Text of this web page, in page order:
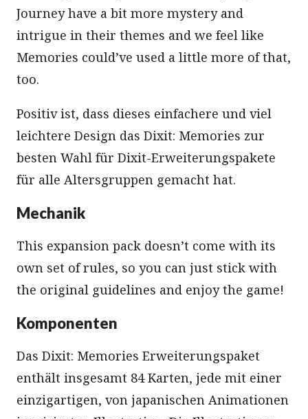
Journey have a bit more mystery and
intrigue in their themes and we feel like
Memories could’ve used a little more of that,
too.
Positiv ist, dass dieses einfachere und viel
leichtere Design das Dixit: Memories zur
besten Wahl für Dixit-Erweiterungspakete
für alle Altersgruppen gemacht hat.
Mechanik
This expansion pack doesn’t come with its
own set of rules, so you can just stick with
the original guidelines and enjoy the game!
Komponenten
Das Dixit: Memories Erweiterungspaket
enthält insgesamt 84 Karten, jede mit einer
einzigartigen, von japanischen Animationen